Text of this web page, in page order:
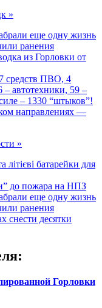
»
еще одну жизнь
ранения
из Горловки от
средств ПВО, 4
– автотехники, 59 –
– 1330 “штыков”!
направлениях —
»
батарейки для
до пожара на НПЗ
еще одну жизнь
ранения
снести десятки
:
Горловки